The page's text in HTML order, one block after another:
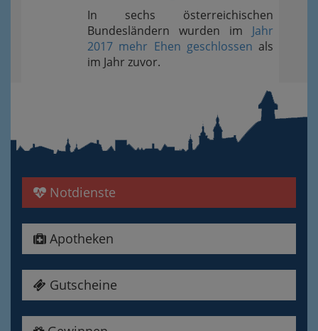
In sechs österreichischen
Bundesländern wurden im Jahr
2017 mehr Ehen geschlossen als
im Jahr zuvor.
Notdienste
Apotheken
Gutscheine